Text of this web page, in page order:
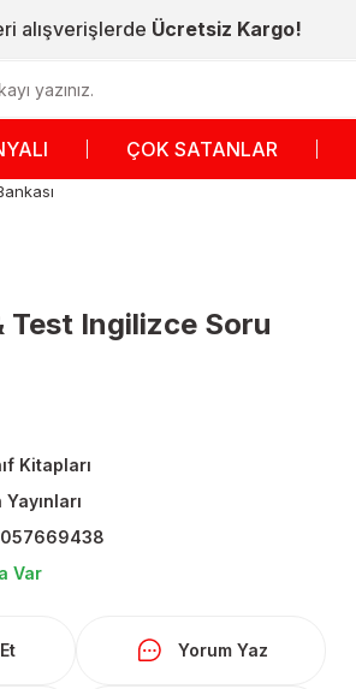
alışverişlerde Ücretsiz Kargo!
ÇOK SATANLAR
Test Ingilizce Soru
Kitapları
Var
Yorum Yaz